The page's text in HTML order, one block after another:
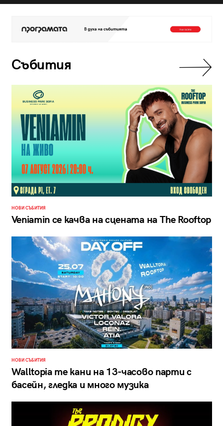
Събития
НОВИ СЪБИТИЯ
Veniamin се качва на сцената на The Rooftop
НОВИ СЪБИТИЯ
Walltopia те кани на 13-часово парти с
басейн, гледка и много музика